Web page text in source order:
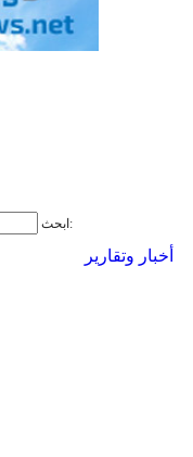
ابحث ابحث عن:
أخبار وتقارير